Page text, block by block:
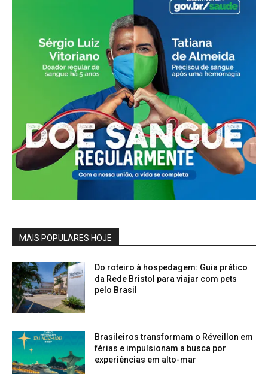
MAIS POPULARES HOJE
Do roteiro à hospedagem: Guia prático
da Rede Bristol para viajar com pets
pelo Brasil
Brasileiros transformam o Réveillon em
férias e impulsionam a busca por
experiências em alto-mar